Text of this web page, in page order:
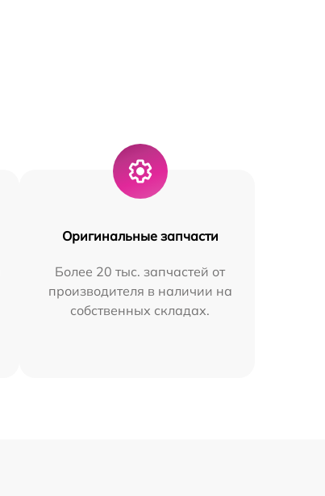
Оригинальные запчасти
Более 20 тыс. запчастей от
производителя в наличии на
собственных складах.